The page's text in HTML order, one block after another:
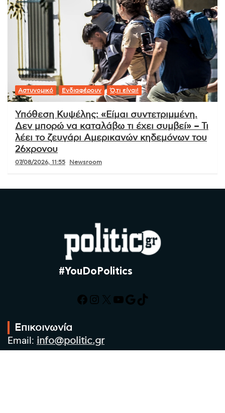
Αστυνομικό Ενδιαφέρουν Ό,τι είναι!
Υπόθεση Κυψέλης: «Είμαι συντετριμμένη.
Δεν μπορώ να καταλάβω τι έχει συμβεί» – Τι
λέει το ζευγάρι Αμερικανών κηδεμόνων του
26χρονου
07/08/2026, 11:55 Newsroom
#YouDoPolitics
Facebook
Instagram
X YouTube
Google
TikTok
Επικοινωνία
Email: info@politic.gr
Τηλ: